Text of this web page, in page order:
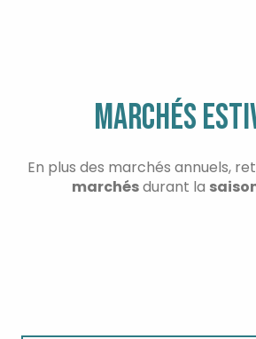
MARCHÉS
En plus des marchés annuels,
marchésdurant la